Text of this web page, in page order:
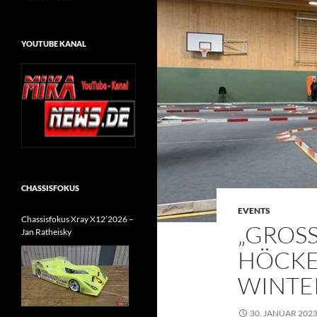
EVENTS
30. JANUAR 2023
YOUTUBE KANAL
CHASSISFOKUS
Chassisfokus Xray X12’2026 –
Jan Ratheisky